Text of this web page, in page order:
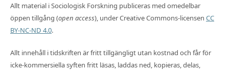
Allt material i Sociologisk Forskning publiceras med omedelbar
öppen tillgång (open access), under Creative Commons-licensen CC
BY-NC-ND 4.0.
Allt innehåll i tidskriften är fritt tillgängligt utan kostnad och får för
icke-kommersiella syften fritt läsas, laddas ned, kopieras, delas,